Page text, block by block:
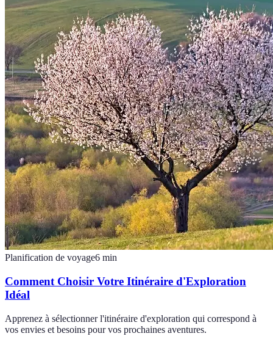
Planification de voyage6 min
Comment Choisir Votre Itinéraire d'Exploration
Idéal
Apprenez à sélectionner l'itinéraire d'exploration qui correspond à
vos envies et besoins pour vos prochaines aventures.